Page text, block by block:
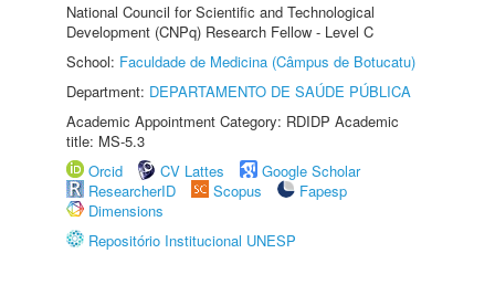
National Council for Scientific and Technological
Development (CNPq) Research Fellow - Level C
School: Faculdade de Medicina (Câmpus de Botucatu)
Department: DEPARTAMENTO DE SAÚDE PÚBLICA
Academic Appointment Category: RDIDP Academic
title: MS-5.3
Orcid
CV Lattes
Google Scholar
ResearcherID
Scopus
Fapesp
Dimensions
Repositório Institucional UNESP